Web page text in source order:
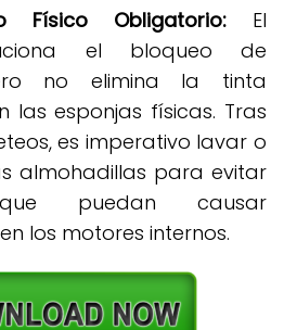
Físico Obligatorio: El
el bloqueo de
no elimina la tinta
las esponjas físicas. Tras
es imperativo lavar o
almohadillas para evitar
puedan causar
los motores internos.